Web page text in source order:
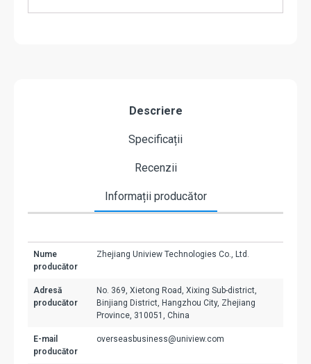
Descriere
Specificații
Recenzii
Informații producător
Nume
producător
Zhejiang Uniview Technologies Co., Ltd.
Adresă
producător
No. 369, Xietong Road, Xixing Sub-district,
Binjiang District, Hangzhou City, Zhejiang
Province, 310051, China
E-mail
producător
overseasbusiness@uniview.com